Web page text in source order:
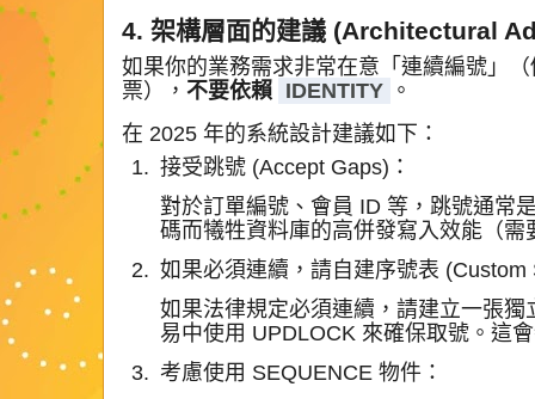
4. 架構層面的建議 (Architectural
如果你的業務需求非常在意「連續編號」
票）， 不要依賴 IDENTITY 。
在 2025 年的系統設計建議如下：
接受跳號 (Accept Gaps)：
對於訂單編號、會員 ID 等，跳號通常
碼而犧牲資料庫的高併發寫入效能（需
如果必須連續，請自建序號表 (Custom
如果法律規定必須連續，請建立一張
易中使用 UPDLOCK 來確保取號。這
考慮使用 SEQUENCE 物件：